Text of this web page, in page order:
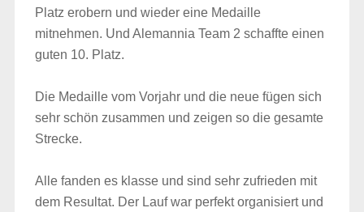
Platz erobern und wieder eine Medaille
mitnehmen. Und Alemannia Team 2 schaffte einen
guten 10. Platz.
Die Medaille vom Vorjahr und die neue fügen sich
sehr schön zusammen und zeigen so die gesamte
Strecke.
Alle fanden es klasse und sind sehr zufrieden mit
dem Resultat. Der Lauf war perfekt organisiert und